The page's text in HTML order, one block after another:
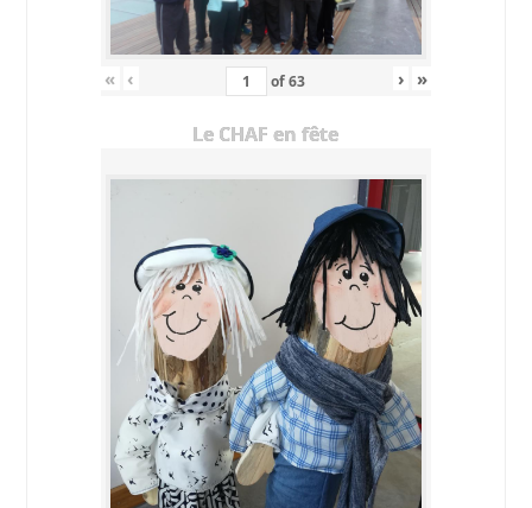
« ‹ of63 › »
Le CHAF en fête